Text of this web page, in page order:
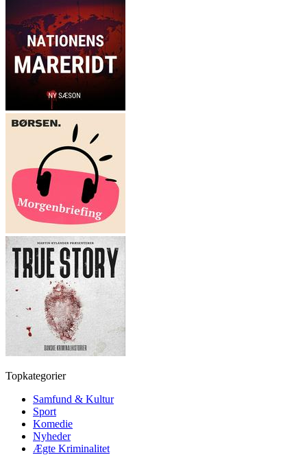
Topkategorier
Samfund & Kultur
Sport
Komedie
Nyheder
Ægte Kriminalitet